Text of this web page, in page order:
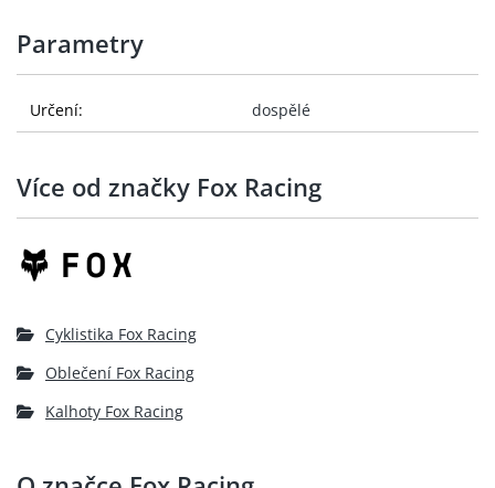
Parametry
Určení: dospělé
Více od značky Fox Racing
Cyklistika Fox Racing
Oblečení Fox Racing
Kalhoty Fox Racing